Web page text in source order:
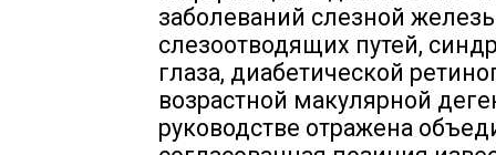
заболеваний слезной
слезоотводящих путей,
глаза, диабетической
возрастной макулярной
руководстве отражена